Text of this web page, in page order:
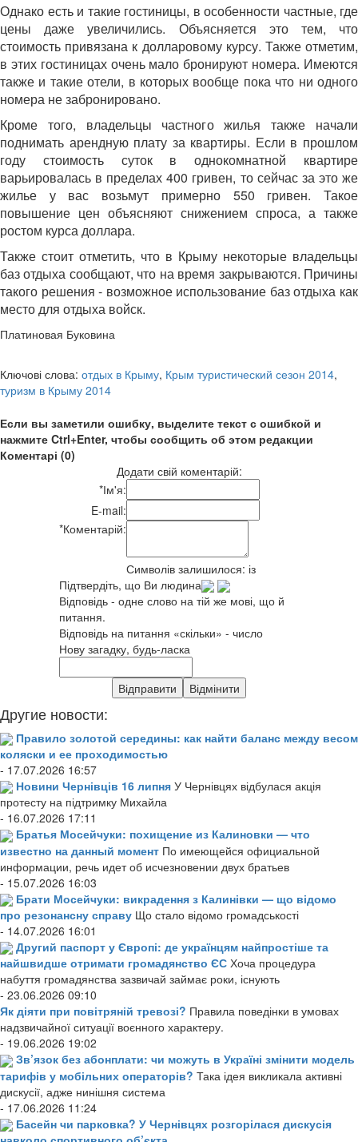
Однако есть и такие гостиницы, в особенности частные, где
цены даже увеличились. Объясняется это тем, что
стоимость привязана к долларовому курсу. Также отметим,
в этих гостиницах очень мало бронируют номера. Имеются
также и такие отели, в которых вообще пока что ни одного
номера не забронировано.
Кроме того, владельцы частного жилья также начали
поднимать арендную плату за квартиры. Если в прошлом
году стоимость суток в однокомнатной квартире
варьировалась в пределах 400 гривен, то сейчас за это же
жилье у вас возьмут примерно 550 гривен. Такое
повышение цен объясняют снижением спроса, а также
ростом курса доллара.
Также стоит отметить, что в Крыму некоторые владельцы
баз отдыха сообщают, что на время закрываются. Причины
такого решения - возможное использование баз отдыха как
место для отдыха войск.
Платиновая Буковина
Ключові слова: отдых в Крыму, Крым туристический сезон 2014,
туризм в Крыму 2014
Если вы заметили ошибку, выделите текст с ошибкой и
нажмите Ctrl+Enter, чтобы сообщить об этом редакции
Коментарі (0)
Додати свій коментарій:
*Ім'я:
E-mail:
*Коментарій:
Символів залишилося: із
Підтвердіть, що Ви людина
Відповідь - одне слово на тій же мові, що й
питання.
Відповідь на питання «скільки» - число
Нову загадку, будь-ласка
Другие новости:
Правило золотой середины: как найти баланс между весом
коляски и ее проходимостью
- 17.07.2026 16:57
Новини Чернівців 16 липня У Чернівцях відбулася акція
протесту на підтримку Михайла
- 16.07.2026 17:11
Братья Мосейчуки: похищение из Калиновки — что
известно на данный момент По имеющейся официальной
информации, речь идет об исчезновении двух братьев
- 15.07.2026 16:03
Брати Мосейчуки: викрадення з Калинівки — що відомо
про резонансну справу Що стало відомо громадськості
- 14.07.2026 16:01
Другий паспорт у Європі: де українцям найпростіше та
найшвидше отримати громадянство ЄС Хоча процедура
набуття громадянства зазвичай займає роки, існують
- 23.06.2026 09:10
Як діяти при повітряній тревозі? Правила поведінки в умовах
надзвичайної ситуації воєнного характеру.
- 19.06.2026 19:02
Зв’язок без абонплати: чи можуть в Україні змінити модель
тарифів у мобільних операторів? Така ідея викликала активні
дискусії, адже нинішня система
- 17.06.2026 11:24
Басейн чи парковка? У Чернівцях розгорілася дискусія